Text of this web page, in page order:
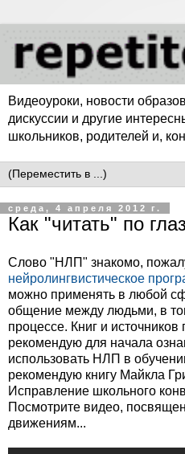
Видеоуроки, новости
дискуссии и другие
школьников, родителей и,
среда, 4 апреля 2012 г.
Как "читать" по
Слово "НЛП" знакомо,
нейролингвистическое
можно применять в любой
общение между людьми, в
процессе. Книг и
рекомендую для начала
использовать НЛП в
рекомендую книгу Майкла
Исправление школьного
Посмотрите видео,
движениям...